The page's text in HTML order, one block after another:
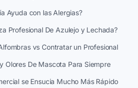
Ayuda con las Alergias?
Profesional De Azulejo y Lechada?
vs Contratar un Profesional
Olores De Mascota Para Siempre
se Ensucia Mucho Más Rápido